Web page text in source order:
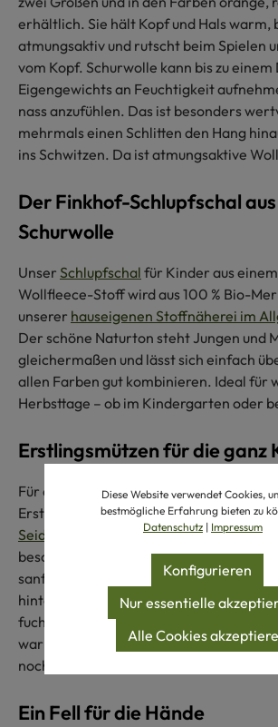
erhältlich. Sie hält Kopf und Hals warm,
atmungsaktiv und rutscht beim Spielen
vom Kopf. Schurwolle kann bis zu
Eigengewichts an Feuchtigkeit
nass anzufühlen. Das ist besonders
mehrmals einen Schlitten den Hang
ins Schwitzen. Da ist atmungsaktive
Der Finkhof-Schlupfschal aus
Schurwolle
Unser Schlupfschal für Kinder aus
Wollfleece-Stoff wird aus 100 % Bio-
unserer hauseigenen Stoffnäherei im
Der schöne Naturton steht Jungen und
gleichermaßen und lässt sich einfach
allen Farben gut kombinieren. Ideal für
Herbsttage – ob im Kindergarten oder
Erstlingsmützen für die ganz
Für die Allerkleinsten empfehlen wir
Erstlingsmütze (oder klassische
Seide
reiner Bio-Schurwolle. Sie
besonders hautfreundlich. Die
sanft an kleine Köpfe an, ohne
hinterlassen. In zwei Größen und den
fuchsia, türkis, rot und blau erhältlich.
warmen Kopf auch warme Hände
noch mehr im Sortiment.
Ein Fell für die Hände
Diese Website verwendet Cookies,
bestmögliche Erfahrung bieten zu
Datenschutz | Impressum
Nur essentielle
Konfigurieren
Alle Cookies